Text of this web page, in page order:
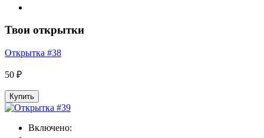
Твои открытки
Открытка #38
50 ₽
Купить
Включено: